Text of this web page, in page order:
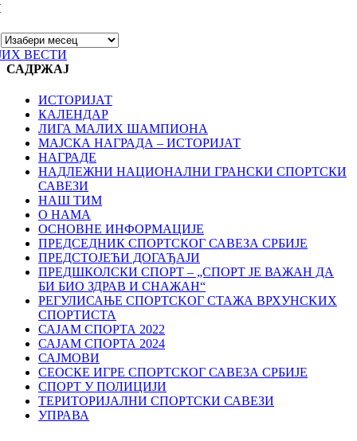
ВЕСТИ
САДРЖАЈ
ИСТОРИЈАТ
КАЛЕНДАР
ЛИГА МАЛИХ ШАМПИОНА
МАЈСКА НАГРАДА – ИСТОРИЈАТ
НАГРАДЕ
НАДЛЕЖНИ НАЦИОНАЛНИ ГРАНСКИ СПОРТСКИ
САВЕЗИ
НАШ ТИМ
О НАМА
ОСНОВНЕ ИНФОРМАЦИЈЕ
ПРЕДСЕДНИК СПОРТСКОГ САВЕЗА СРБИЈЕ
ПРЕДСТОЈЕЋИ ДОГАЂАЈИ
ПРЕДШКОЛСКИ СПОРТ – „СПОРТ ЈЕ ВАЖАН ДА
БИ БИО ЗДРАВ И СНАЖАН“
РЕГУЛИСАЊЕ СПОРТСKОГ СТАЖА ВРХУНСKИХ
СПОРТИСТА
САЈАМ СПОРТА 2022
САЈАМ СПОРТА 2024
САЈМОВИ
СЕОСКЕ ИГРЕ СПОРТСКОГ САВЕЗА СРБИЈЕ
СПОРТ У ПОЛИЦИЈИ
ТЕРИТОРИЈАЛНИ СПОРТСКИ САВЕЗИ
УПРАВА